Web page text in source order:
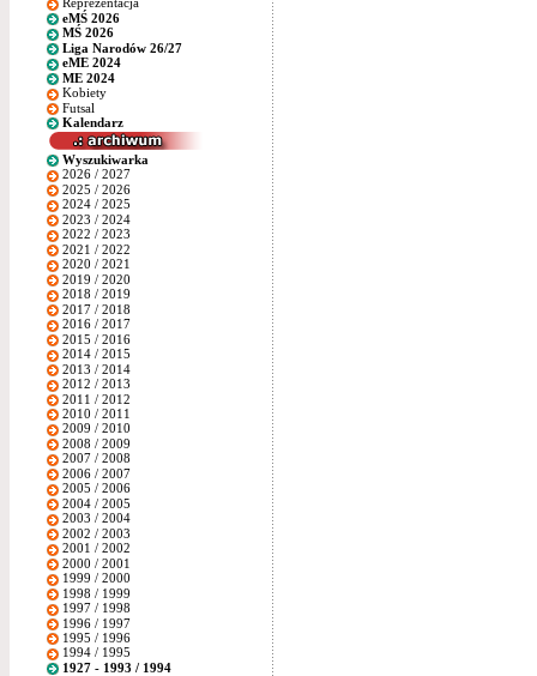
eMŚ 2026
MŚ 2026
Liga Narodów 26/27
eME 2024
ME 2024
Kobiety
Futsal
Kalendarz
Wyszukiwarka
2026 / 2027
2025 / 2026
2024 / 2025
2023 / 2024
2022 / 2023
2021 / 2022
2020 / 2021
2019 / 2020
2018 / 2019
2017 / 2018
2016 / 2017
2015 / 2016
2014 / 2015
2013 / 2014
2012 / 2013
2011 / 2012
2010 / 2011
2009 / 2010
2008 / 2009
2007 / 2008
2006 / 2007
2005 / 2006
2004 / 2005
2003 / 2004
2002 / 2003
2001 / 2002
2000 / 2001
1999 / 2000
1998 / 1999
1997 / 1998
1996 / 1997
1995 / 1996
1994 / 1995
1927 - 1993 / 1994